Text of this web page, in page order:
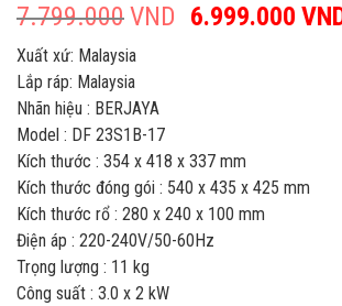
7.799.000VND Giá
6.999.000
Xuất xứ: Malaysia
Lắp ráp: Malaysia
Nhãn hiệu : BERJAYA
Model : DF 23S1B-17
Kích thước : 354 x 418 x 337 mm
Kích thước đóng gói : 540 x 435 x 425 mm
Kích thước rổ : 280 x 240 x 100 mm
Điện áp : 220-240V/50-60Hz
Trọng lượng : 11 kg
Công suất : 3.0 x 2 kW